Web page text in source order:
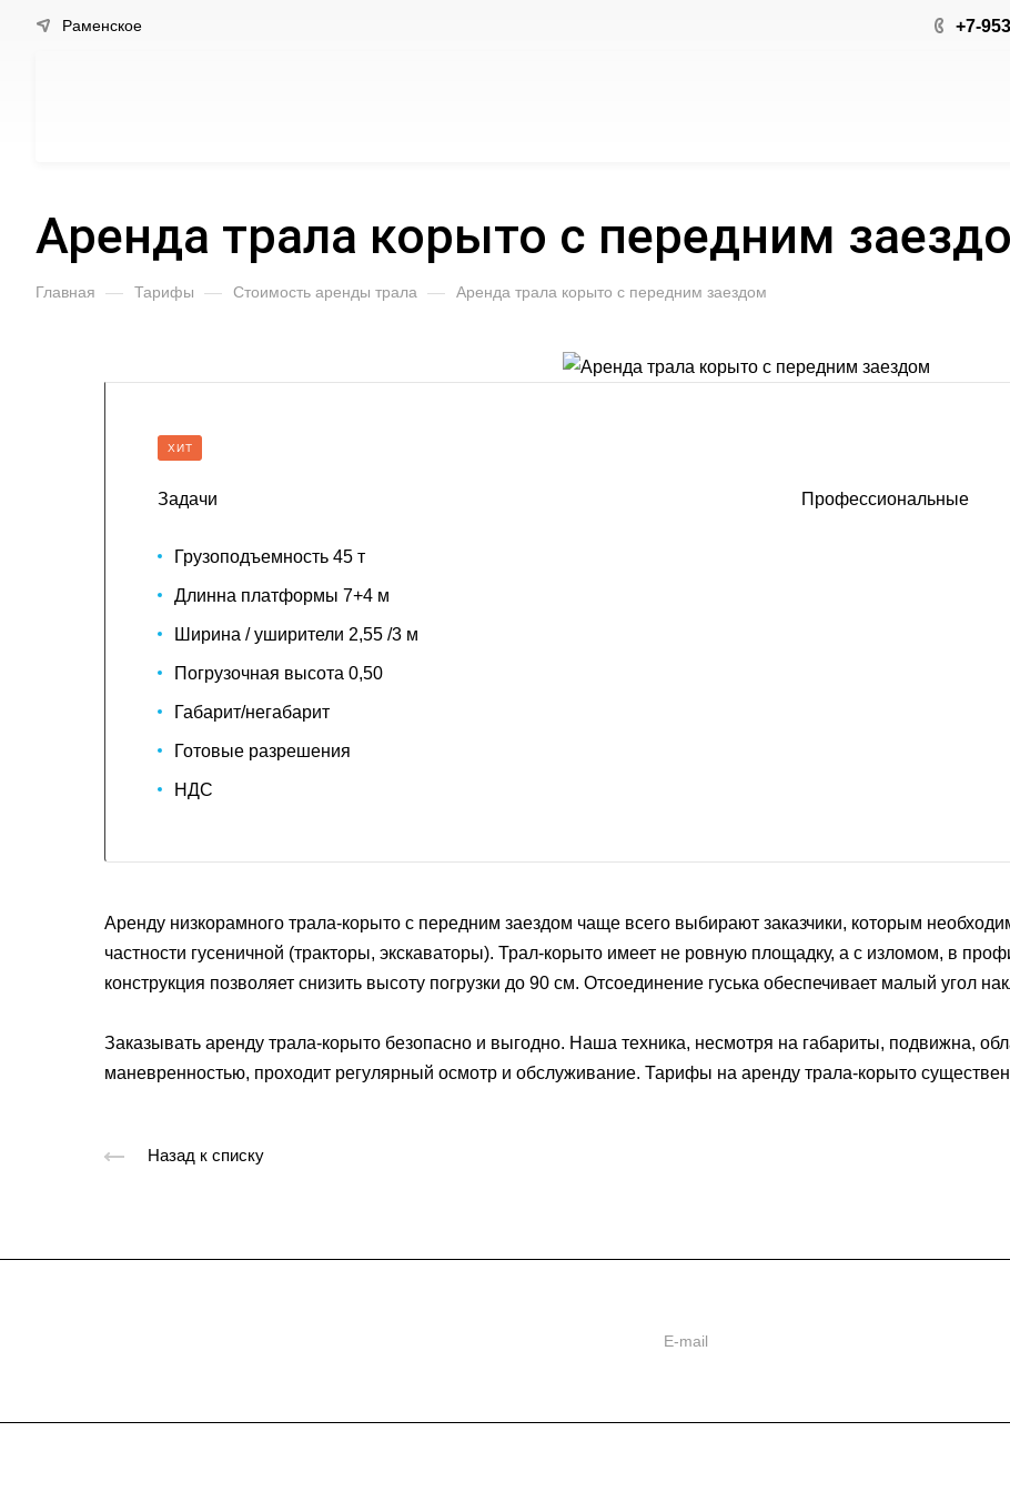
Раменское +7-
Аренда трала корыто с передним
Главная — Тарифы — Стоимость аренды трала — Аренда трала корыто с передним заездом
ХИТ
Задачи Профессиональные
Грузоподъемность 45 т
Длинна платформы 7+4 м
Ширина / уширители 2,55 /3 м
Погрузочная высота 0,50
Габарит/негабарит
Готовые разрешения
НДС
Аренду низкорамного трала-корыто с передним заездом чаще всего выбирают заказчики, которым
частности гусеничной (тракторы, экскаваторы). Трал-корыто имеет не ровную площадку, а с изломом, в
конструкция позволяет снизить высоту погрузки до 90 см. Отсоединение гуська обеспечивает малый угол
Заказывать аренду трала-корыто безопасно и выгодно. Наша техника, несмотря на габариты, подвижна,
маневренностью, проходит регулярный осмотр и обслуживание. Тарифы на аренду трала-корыто
Назад к списку